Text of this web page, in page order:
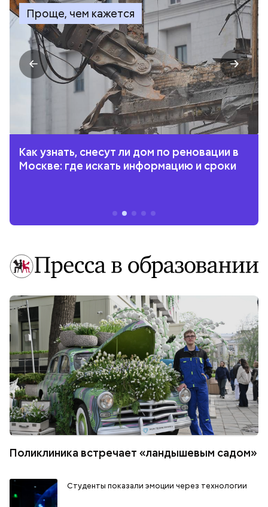
Проще, чем кажется
Как узнать, снесут ли дом по реновации в
Москве: где искать информацию и сроки
Поликлиника встречает «ландышевым садом»
Студенты показали эмоции через технологии